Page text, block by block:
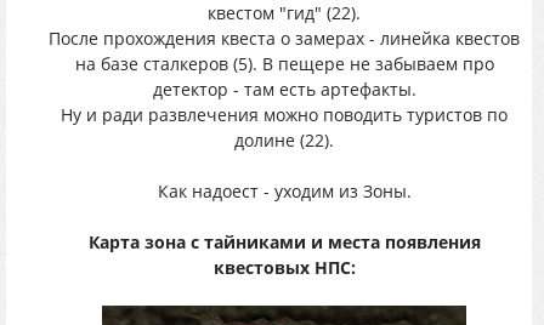
квестом "гид" (22).
После прохождения квеста о замерах - линейка квестов
на базе сталкеров (5). В пещере не забываем про
детектор - там есть артефакты.
Ну и ради развлечения можно поводить туристов по
долине (22).
Как надоест - уходим из Зоны.
Карта зона с тайниками и места появления
квестовых НПС: